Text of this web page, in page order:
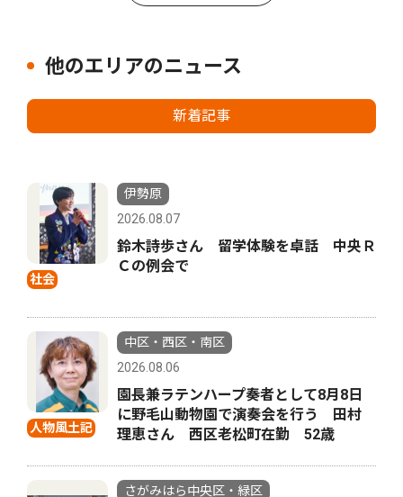
他のエリアのニュース
新着記事
社会
伊勢原
2026.08.07
鈴木詩歩さん 留学体験を卓話 中央Ｒ
Ｃの例会で
人物風土記
中区・西区・南区
2026.08.06
園長兼ラテンハープ奏者として8月8日
に野毛山動物園で演奏会を行う 田村
理恵さん 西区老松町在勤 52歳
さがみはら中央区・緑区